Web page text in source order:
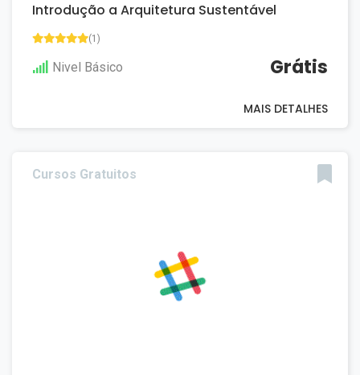
Introdução a Arquitetura Sustentável
(1)
Nivel Básico Grátis
MAIS DETALHES
Cursos Gratuitos